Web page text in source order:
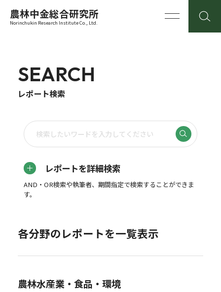
農林中金総合研究所
Norinchukin Research Institute Co., Ltd.
SEARCH
レポート検索
レポートを詳細検索
AND・OR検索や執筆者、期間指定で検索することができま
す。
各分野のレポートを一覧表示
農林水産業・食品・環境